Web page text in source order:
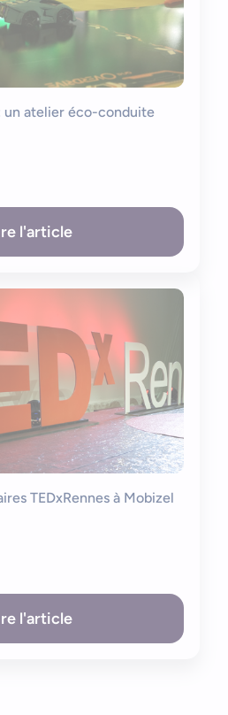
un atelier éco-conduite
l'article
TEDxRennes à Mobizel
l'article